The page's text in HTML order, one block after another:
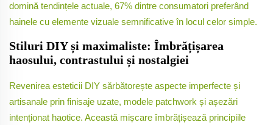
domină tendințele actuale, 67% dintre consumatori preferând
hainele cu elemente vizuale semnificative în locul celor simple.
Stiluri DIY și maximaliste: Îmbrățișarea
haosului, contrastului și nostalgiei
Revenirea esteticii DIY sărbătorește aspecte imperfecte și
artisanale prin finisaje uzate, modele patchwork și așezări
intenționat haotice. Această mișcare îmbrățișează principiile